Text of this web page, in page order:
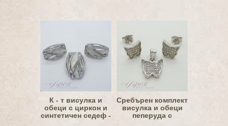
К - т висулка и
обеци с циркон и
синтетичен седеф -
Сребърен комплект
висулка и обеци
пеперуда с